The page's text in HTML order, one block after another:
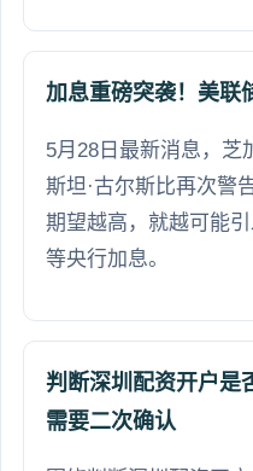
加息重磅突袭！美联
5月28日最新消息，芝
斯坦·古尔斯比再次警
期望越高，就越可能
等央行加息。
判断深圳配资开户是
需要二次确认